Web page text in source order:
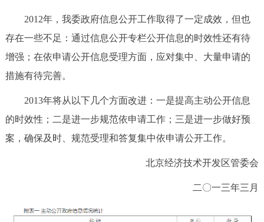
2012年，我委政府信息公开工作取得了一定成效，但也
存在一些不足：通过信息公开专栏公开信息的时效性还有待
增强；在依申请公开信息受理方面，应对集中、大量申请的
措施有待完善。
2013年将从以下几个方面改进：一是提高主动公开信息
的时效性；二是进一步规范依申请工作；三是进一步做好预
案，确保及时、规范受理和答复集中依申请公开工作。
北京经济技术开发区管委会
二〇一三年三月